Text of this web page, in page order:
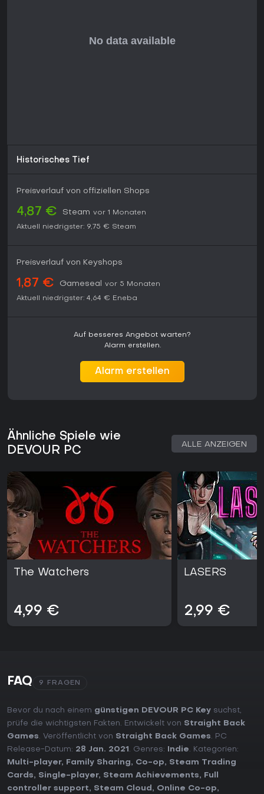
Historisches Tief
Preisverlauf von offiziellen Shops
4,87 € Steam vor 1 Monaten
Aktuell niedrigster: 9,75 € Steam
Preisverlauf von Keyshops
1,87 € Gameseal
vor 5 Monaten
Aktuell niedrigster: 4,64 € Eneba
Auf besseres Angebot warten?
Alarm erstellen.
Alarm erstellen
Ähnliche Spiele wie
DEVOUR PC
ALLE ANZEIGEN
The Watchers
4,99 €
LASERS
2,99 €
FAQ 9 FRAGEN
Bevor du nach einem günstigen DEVOUR PC Key suchst,
prüfe die wichtigsten Fakten. Entwickelt von Straight Back
Games. Veröffentlicht von Straight Back Games. PC
Release-Datum: 28 Jan. 2021 . Genres: Indie. Kategorien:
Multi-player, Family Sharing, Co-op, Steam Trading
Cards, Single-player, Steam Achievements,
Full
controller support, Steam Cloud , Online Co-op,